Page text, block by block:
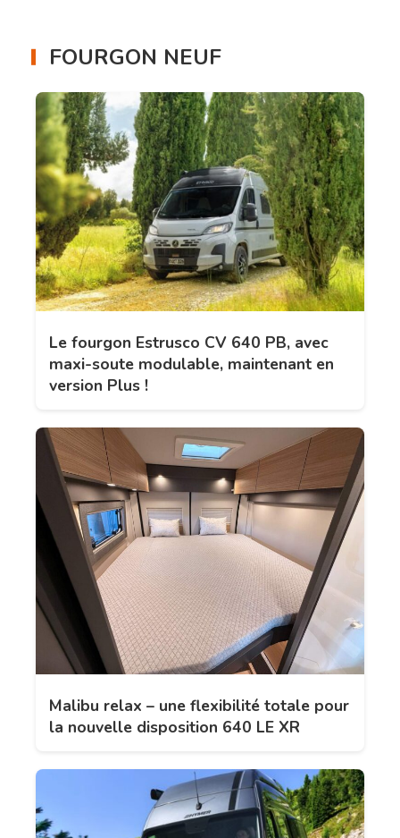
FOURGON NEUF
Le fourgon Estrusco CV 640 PB, avec
maxi-soute modulable, maintenant en
version Plus !
Malibu relax – une flexibilité totale pour
la nouvelle disposition 640 LE XR